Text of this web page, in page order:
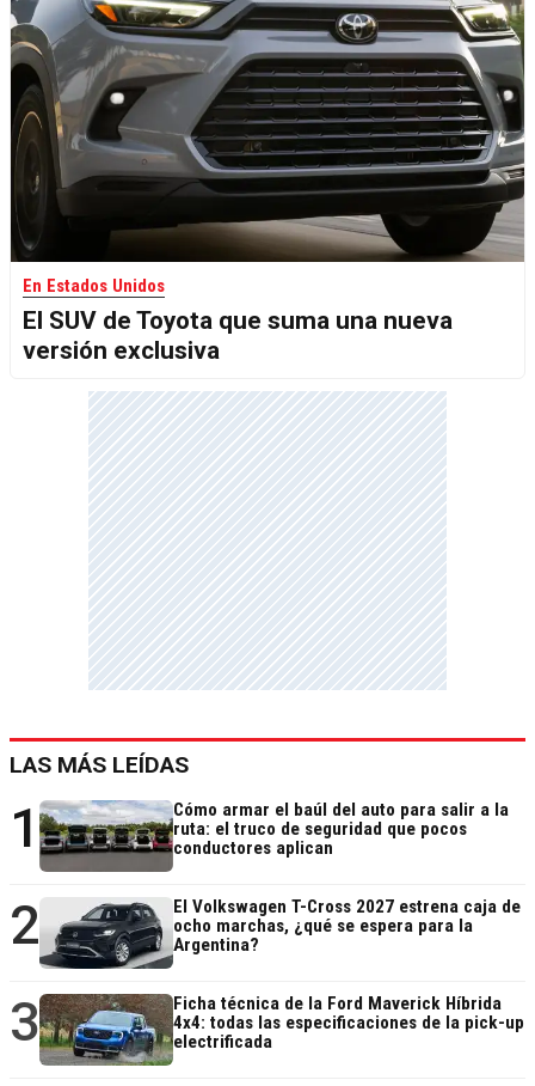
En Estados Unidos
El SUV de Toyota que suma una nueva
versión exclusiva
LAS MÁS LEÍDAS
1
Cómo armar el baúl del auto para salir a la
ruta: el truco de seguridad que pocos
conductores aplican
2
El Volkswagen T-Cross 2027 estrena caja de
ocho marchas, ¿qué se espera para la
Argentina?
3
Ficha técnica de la Ford Maverick Híbrida
4x4: todas las especificaciones de la pick-up
electrificada